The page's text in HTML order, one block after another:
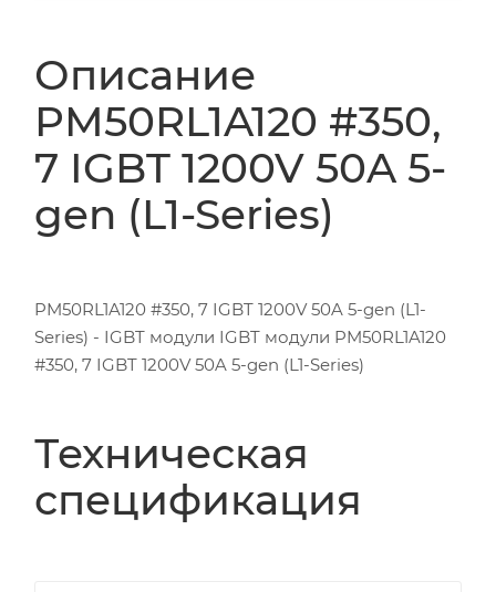
Описание
PM50RL1A120 #350,
7 IGBT 1200V 50A 5-
gen (L1-Series)
PM50RL1A120 #350, 7 IGBT 1200V 50A 5-gen (L1-
Series) - IGBT модули IGBT модули PM50RL1A120
#350, 7 IGBT 1200V 50A 5-gen (L1-Series)
Техническая
спецификация